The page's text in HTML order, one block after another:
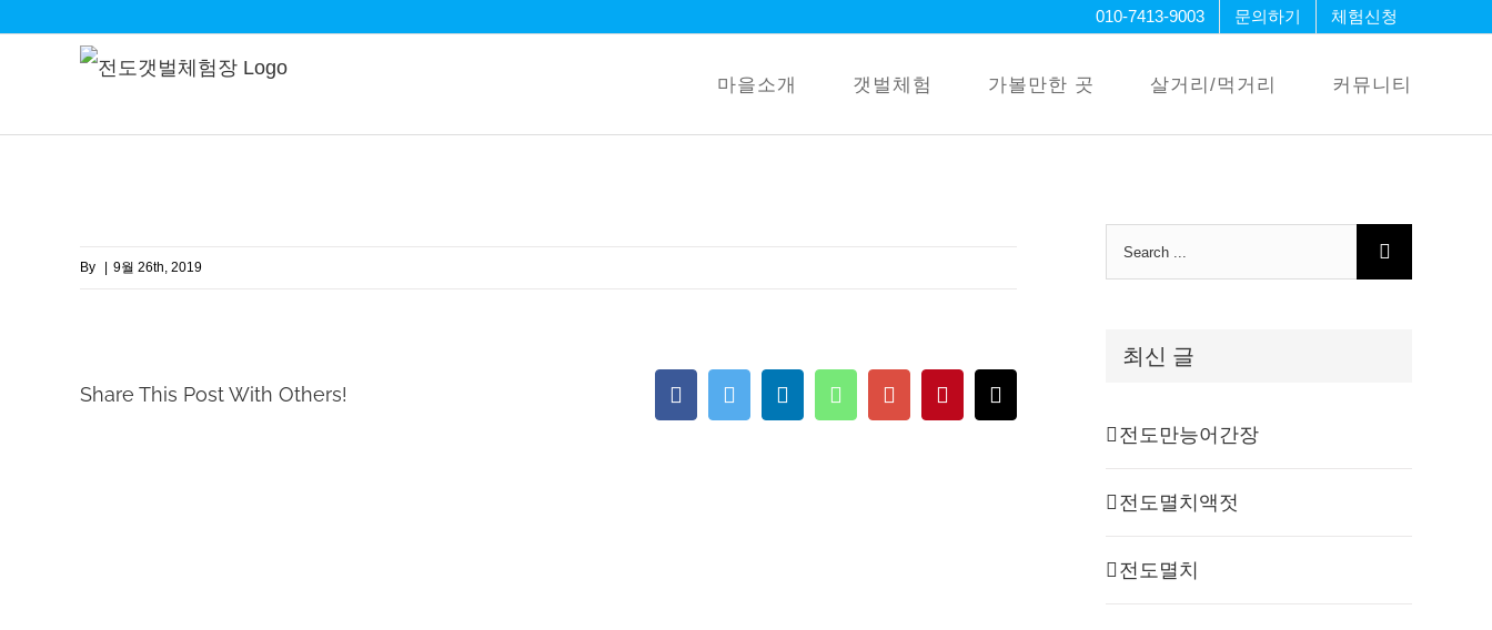
010-7413-9003 문의하기 체험신청
마을소개 갯벌체험 가볼만한 곳 살거리/먹거리 커뮤니티
By 9월 26th, 2019
Share This Post With Others! Facebook
Twitter LinkedInWhatsapp
Google+Pinterest
Search
최신 글
전도만능어간장
전도멸치액젓
전도멸치